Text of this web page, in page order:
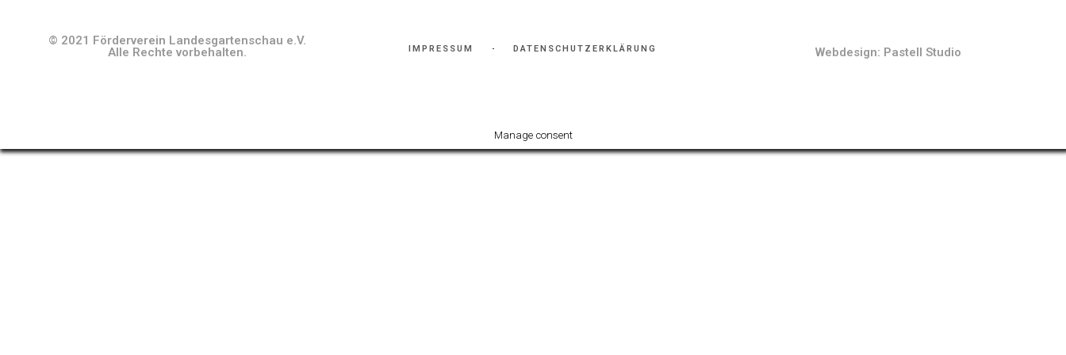
© 2021 Förderverein Landesgartenschau e.V.
Alle Rechte vorbehalten.
IMPRESSUM DATENSCHUTZERKLÄRUNG Webdesign: Pastell Studio
Manage consent